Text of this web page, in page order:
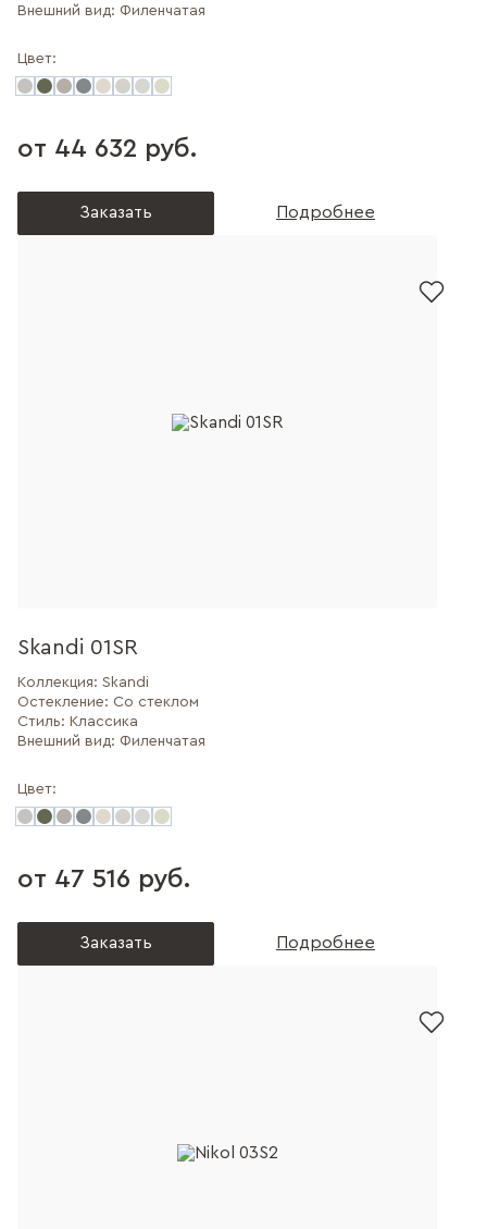
Внешний вид: Филенчатая
Цвет:
от 44 632 руб.
Заказать Подробнее
Skandi 01SR
Коллекция: Skandi
Остекление: Со стеклом
Стиль: Классика
Внешний вид: Филенчатая
Цвет:
от 47 516 руб.
Заказать Подробнее